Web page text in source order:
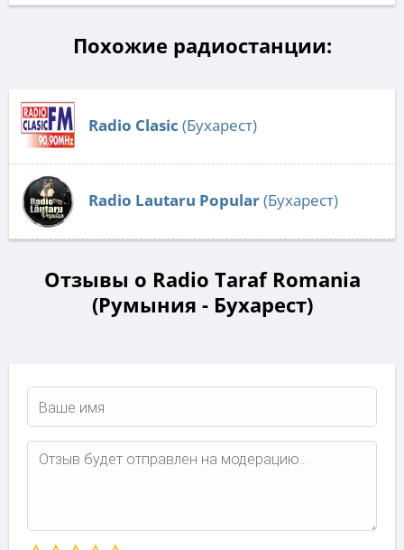
Похожие радиостанции:
Radio Clasic (Бухарест)
Radio Lautaru Popular(Бухарест)
Отзывы о Radio Taraf Romania
(Румыния - Бухарест)